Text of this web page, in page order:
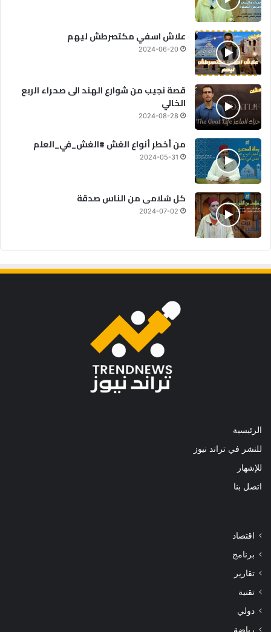
علاش اسفي مكتصرطش ليهم
2024-06-20
قصة نجيب من شوارع الهند الى صحراء الربع
الخالي
2024-08-28
من أخطر أنواع الغش #الغش_في_العلم
2024-05-31
كل سُلامى من الناس صدقة
2024-07-02
الرئيسية
للنشر في تراند نيوز
للإشهار
اتصل بنا
اقتصاد
برنامج
تقارير
تقنية
دولي
رياضة